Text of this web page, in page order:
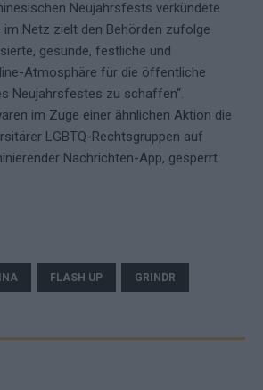
Neujahrsfests verkündete
Netz zielt den Behörden zufolge
gesunde, festliche und
Atmosphäre für die öffentliche
Neujahrsfestes zu schaffen“.
im Zuge einer ähnlichen Aktion die
LGBTQ-Rechtsgruppen auf
Nachrichten-App, gesperrt
FLASH UP GRINDR